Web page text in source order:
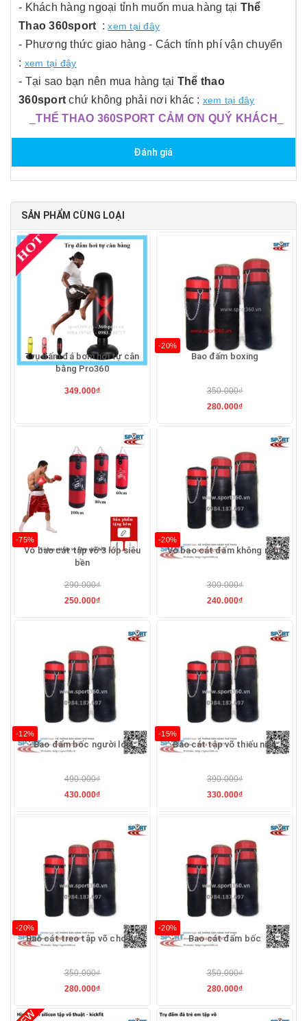
- Khách hàng ngoại tỉnh muốn mua hàng tại Thể
Thao 360sport :xem tại đây
- Phương thức giao hàng - Cách tính phí vận chuyển
: xem tại đây
- Tại sao bạn nên mua hàng tại Thể thao
360sport chứ không phải nơi khác : xem tại đây
_THỂ THAO 360SPORT CẢM ƠN QUÝ KHÁCH
Đánh giá
SẢN PHẨM CÙNG LOẠI
Trụ đấm đá bơm hơi tự cân
bằng Pro360
349.000₫
-20%
Bao đấm boxing
350.000₫
280.000₫
-75%
Vỏ bao cát tập võ 3 lớp siêu
bền
290.000₫
250.000₫
-20%
Vỏ bao cát đấm không ruột
300.000₫
240.000₫
-12%
Bao đấm bốc người lớn
490.000₫
430.000₫
-15%
Bao cát tập võ thiếu niên
390.000₫
330.000₫
-20%
Bao cát treo tập võ cho bé
350.000₫
280.000₫
-20%
Bao cát đấm bốc
350.000₫
280.000₫